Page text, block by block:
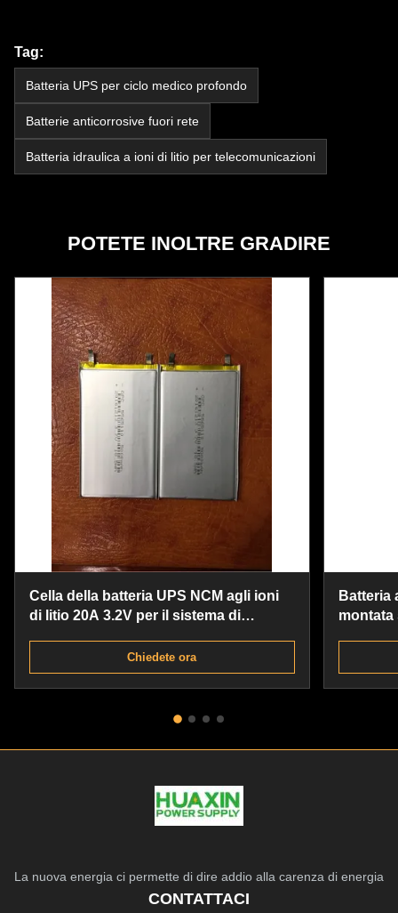
Tag:
Batteria UPS per ciclo medico profondo
Batterie anticorrosive fuori rete
Batteria idraulica a ioni di litio per telecomunicazioni
POTETE INOLTRE GRADIRE
Cella della batteria UPS NCM agli ioni
di litio 20A 3.2V per il sistema di
Chiedete ora
Batteria
montata
La nuova energia ci permette di dire addio alla carenza di energia
CONTATTACI